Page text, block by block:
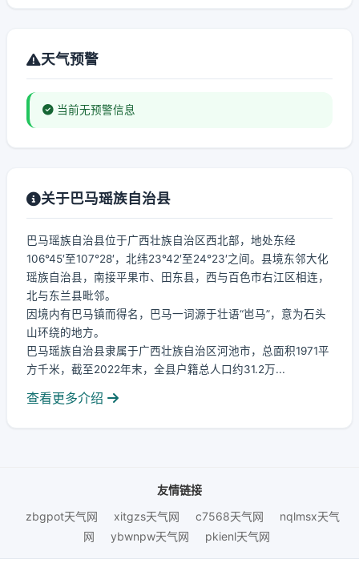
天气预警
当前无预警信息
关于巴马瑶族自治县
巴马瑶族自治县位于广西壮族自治区西北部，地处东经
106°45′至107°28′，北纬23°42′至24°23′之间。县境东邻大化
瑶族自治县，南接平果市、田东县，西与百色市右江区相连，
北与东兰县毗邻。
因境内有巴马镇而得名，巴马一词源于壮语“岜马”，意为石头
山环绕的地方。
巴马瑶族自治县隶属于广西壮族自治区河池市，总面积1971平
方千米，截至2022年末，全县户籍总人口约31.2万...
查看更多介绍
友情链接
zbgpot天气网
xitgzs天气网 c7568天气网
nqlmsx天气
网
ybwnpw天气网 pkienl天气网